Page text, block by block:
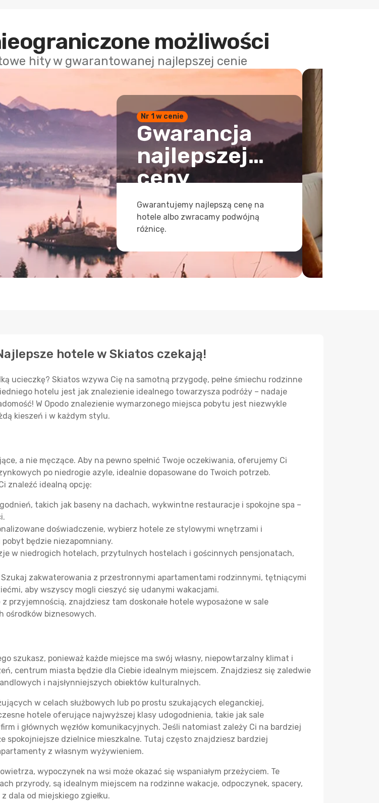
możliwości
hity w gwarantowanej najlepszej cenie
Nr 1 w cenie
Gwarancja
najlepszej
ceny
Gwarantujemy najlepszą cenę na
hotele albo zwracamy podwójną
różnicę.
hotele w Skiatos czekają!
ucieczkę? Skiatos wzywa Cię na samotną przygodę, pełne śmiechu rodzinne
hotelu jest jak znalezienie idealnego towarzysza podróży – nadaje
W Opodo znalezienie wymarzonego miejsca pobytu jest niezwykle
kieszeń i w każdym stylu.
a nie męczące. Aby na pewno spełnić Twoje oczekiwania, oferujemy Ci
po niedrogie azyle, idealnie dopasowane do Twoich potrzeb.
znaleźć idealną opcję:
takich jak baseny na dachach, wykwintne restauracje i spokojne spa –
doświadczenie, wybierz hotele ze stylowymi wnętrzami i
będzie niezapomniany.
w niedrogich hotelach, przytulnych hostelach i gościnnych pensjonatach,
Szukaj zakwaterowania z przestronnymi apartamentami rodzinnymi, tętniącymi
aby wszyscy mogli cieszyć się udanymi wakacjami.
przyjemnością, znajdziesz tam doskonałe hotele wyposażone w sale
ośrodków biznesowych.
szukasz, ponieważ każde miejsce ma swój własny, niepowtarzalny klimat i
centrum miasta będzie dla Ciebie idealnym miejscem. Znajdziesz się zaledwie
i najsłynniejszych obiektów kulturalnych.
w celach służbowych lub po prostu szukających eleganckiej,
hotele oferujące najwyższej klasy udogodnienia, takie jak sale
i głównych węzłów komunikacyjnych. Jeśli natomiast zależy Ci na bardziej
spokojniejsze dzielnice mieszkalne. Tutaj często znajdziesz bardziej
z własnym wyżywieniem.
wypoczynek na wsi może okazać się wspaniałym przeżyciem. Te
przyrody, są idealnym miejscem na rodzinne wakacje, odpoczynek, spacery,
dala od miejskiego zgiełku.